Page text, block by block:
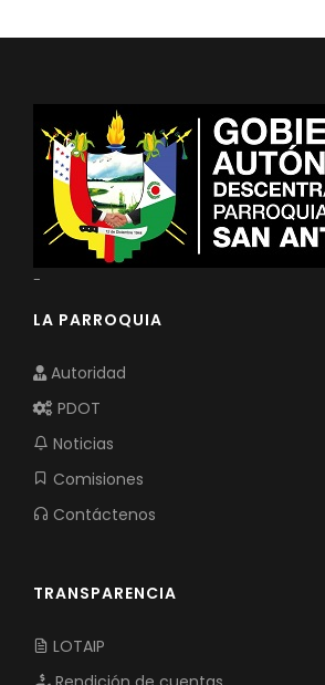
-
LA PARROQUIA
Autoridad
PDOT
Noticias
Comisiones
Contáctenos
TRANSPARENCIA
LOTAIP